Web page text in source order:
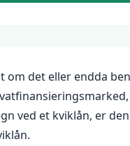
det eller endda
ved et kviklån, er